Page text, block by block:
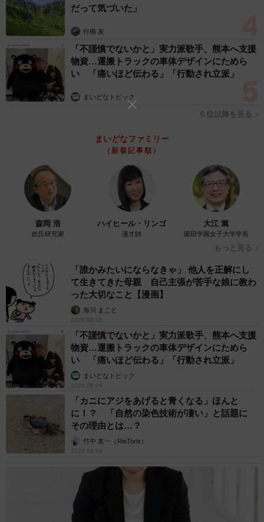
▽Xアカウント「アメチカンのもな」
https://x.com/Mh0MLiErcV8E97C
▽YouTubeチャンネル「アメチカンのもな」
https://www.youtube.com/@amechikannomona
だって気づいた」
行橋 友
「不謹慎でないかと」実力派歌手、熊本へ支援
物資…運搬トラックの車体デザインにためら
い 「痛いほど伝わる」「行動され立派」
まいどなトピック
６位以降を見る
まいどなファミリー
（新着記事順）
森岡 浩
姓氏研究家
ハイヒール・リンゴ
漫才師
大江 篤
園田学園女子大学学長
もっと見る
「誰かみたいにならなきゃ」 他人を正解にし
て生きてきた母親 自己主張が苦手な娘に教わ
った大切なこと【漫画】
海川 まこと
2026.08.06
「不謹慎でないかと」実力派歌手、熊本へ支援
物資…運搬トラックの車体デザインにためら
い 「痛いほど伝わる」「行動され立派」
まいどなトピック
2026.08.06
「カニにアジをあげると青くなる」ほんと
に！？ 「自然の染色技術が凄い」と話題に
その理由とは…？
竹中 友一（RinToris）
2026.08.06